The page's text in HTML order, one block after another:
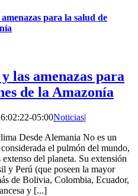
para la salud de
las amenazas para
de la Amazonía
05:00Noticias|
Desde Alemania No es un
el pulmón del mundo,
del planeta. Su extensión
y Perú (que poseen la mayor
de Bolivia, Colombia, Ecuador,
y [...]